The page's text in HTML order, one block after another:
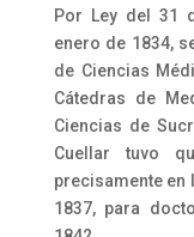
Por Ley del 31
enero de 1834,
de Ciencias
Cátedras de
Ciencias de
Cuellar tuvo
precisamente en
1837, para